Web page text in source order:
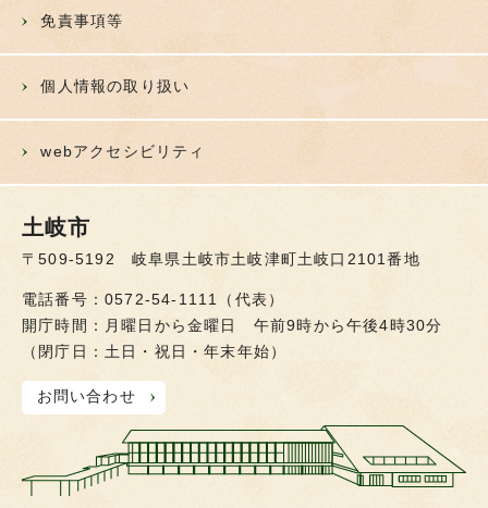
免責事項等
個人情報の取り扱い
webアクセシビリティ
土岐市
〒509-5192 岐阜県土岐市土岐津町土岐口2101番地
電話番号：0572-54-1111（代表）
開庁時間：月曜日から金曜日 午前9時から午後4時30分
（閉庁日：土日・祝日・年末年始）
お問い合わせ